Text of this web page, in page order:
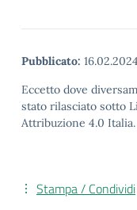
Pubblicato: 16.02.2024
Eccetto dove
stato rilasciato sotto
Attribuzione 4.0 Italia.
Stampa / Condividi